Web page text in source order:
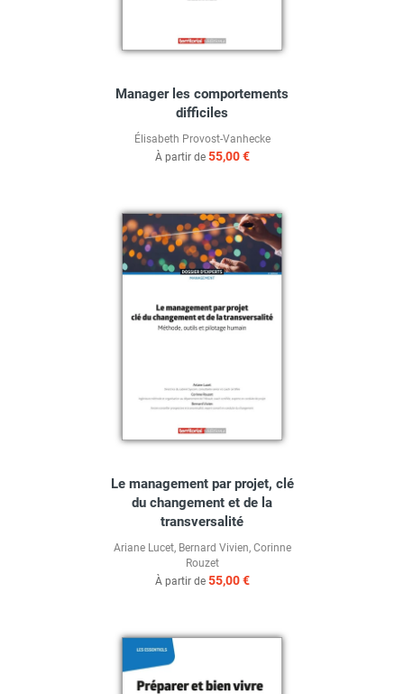
Manager les comportements
difficiles
Élisabeth Provost-Vanhecke
À partir de 55,00 €
Le management par projet, clé
du changement et de la
transversalité
Ariane Lucet, Bernard Vivien, Corinne
Rouzet
À partir de 55,00 €